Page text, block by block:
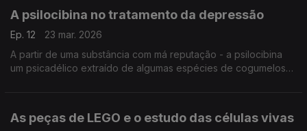
A psilocibina no tratamento da depressão
Ep. 12
23 mar. 2026
A partir de uma substância com má reputação - a psilocibina
um psicadélico extraído de algumas espécies de cogumelos
As peças de LEGO e o estudo das células vivas